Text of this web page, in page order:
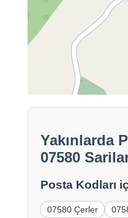
Yakınlarda
07580
Posta Kodları
07580 Çerler